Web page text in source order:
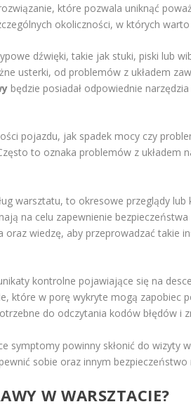
które pozwala uniknąć
okoliczności, w których
dźwięki, takie jak stuki, piski lub
usterki, od problemów z układem
będzie posiadał odpowiednie
pojazdu, jak spadek mocy czy
to oznaka problemów z układem
warsztatu, to okresowe przeglądy lub
na celu zapewnienie bezpieczeństwa
wiedzę, aby przeprowadzać takie
kontrolne pojawiające się na
które w porę wykryte mogą zapobiec
do odczytania kodów błędów i
symptomy powinny skłonić do wizyty
sobie oraz innym bezpieczeństwo
W WARSZTACIE?